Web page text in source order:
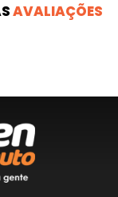
AVALIAÇÕES